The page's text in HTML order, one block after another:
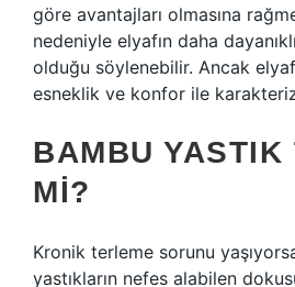
göre avantajları olmasına
nedeniyle elyafın daha
olduğu söylenebilir. Ancak
esneklik ve konfor ile
BAMBU YASTIK
MI?
Kronik terleme sorunu
yastıkların nefes alabilen